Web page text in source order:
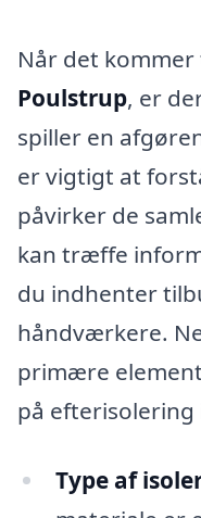
Når det kommer
Poulstrup, er
spiller en
er vigtigt at
påvirker de
kan træffe
du indhenter
håndværkere.
primære
på efterisolering
Type af